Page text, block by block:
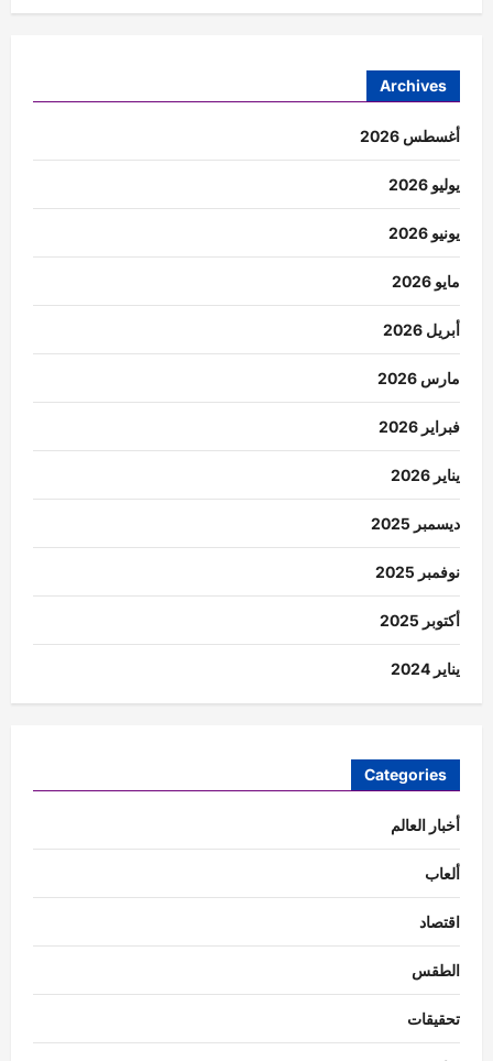
Archives
أغسطس 2026
يوليو 2026
يونيو 2026
مايو 2026
أبريل 2026
مارس 2026
فبراير 2026
يناير 2026
ديسمبر 2025
نوفمبر 2025
أكتوبر 2025
يناير 2024
Categories
أخبار العالم
ألعاب
اقتصاد
الطقس
تحقيقات